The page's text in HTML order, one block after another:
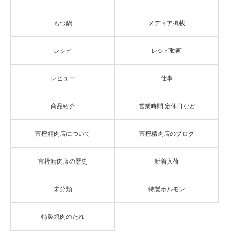
もつ鍋 メディア掲載
レシピ レシピ動画
レビュー 仕事
商品紹介 営業時間 定休日など
富樫精肉店について 富樫精肉店のブログ
富樫精肉店の歴史 新着入荷
未分類 特製ホルモン
特製焼肉のたれ